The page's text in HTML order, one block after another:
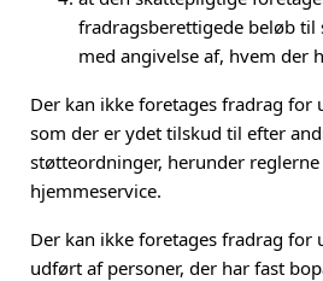
fradragsberettigede beløb
med angivelse af, hvem der
Der kan ikke foretages fradrag for
som der er ydet tilskud til efter
støtteordninger, herunder
hjemmeservice.
Der kan ikke foretages fradrag for
udført af personer, der har fast